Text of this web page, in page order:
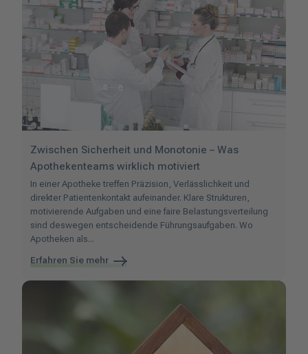
Zwischen Sicherheit und Monotonie – Was
Apothekenteams wirklich motiviert
In einer Apotheke treffen Präzision, Verlässlichkeit und
direkter Patientenkontakt aufeinander. Klare Strukturen,
motivierende Aufgaben und eine faire Belastungsverteilung
sind deswegen entscheidende Führungsaufgaben. Wo
Apotheken als...
Erfahren Sie mehr